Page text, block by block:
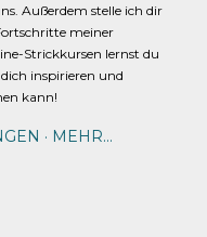
Außerdem stelle ich dir
meiner
Strickkursen lernst du
inspirieren und
kann!
MEHR…